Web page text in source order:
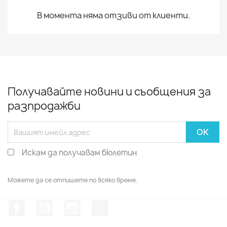
В момента няма отзиви от клиенти.
Получавайте новини и съобщения за
разпродажби
Искам да получавам бюлетин
Можете да се отпишете по всяко време.